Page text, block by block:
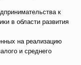
к
в области развития
на реализацию
и среднего